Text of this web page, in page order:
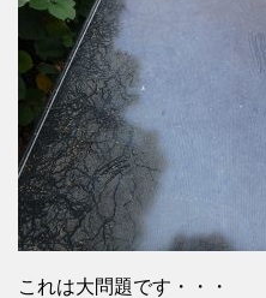
これは大問題です・・・